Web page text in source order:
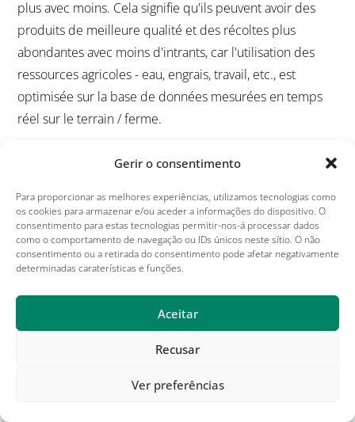
Gerir o consentimento
Para proporcionar as melhores experiências, utilizamos tecnologias como
os cookies para armazenar e/ou aceder a informações do dispositivo. O
consentimento para estas tecnologias permitir-nos-á processar dados
como o comportamento de navegação ou IDs únicos neste sítio. O não
consentimento ou a retirada do consentimento pode afetar negativamente
determinadas caraterísticas e funções.
Aceitar
Recusar
Ver preferências
Caso de utilização: Previsão meteorológica específica do local
Novembro 17, 2021
A utilização versátil dos dispositivos IMETOS - cuidamos
também da saúde das galinhas!
METOS Polska: Primeira Formação de Distribuidor